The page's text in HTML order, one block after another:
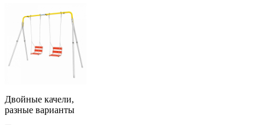
Двойные качели,
разные варианты